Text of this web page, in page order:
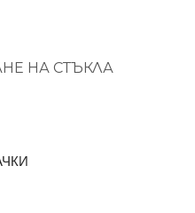
НА СТЪКЛА